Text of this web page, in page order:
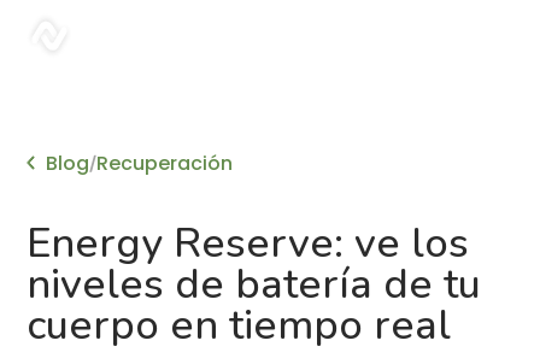
Blog/Recuperación
Energy Reserve: ve los
niveles de batería de tu
cuerpo en tiempo real